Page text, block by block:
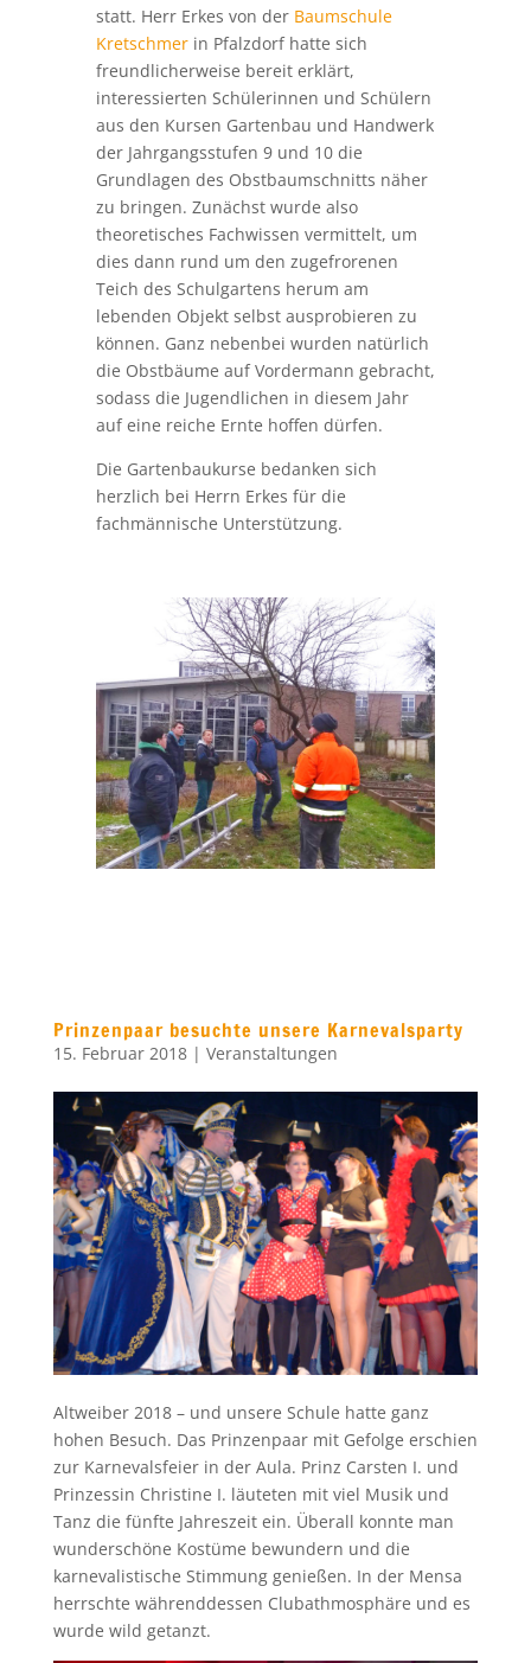
statt. Herr Erkes von der Baumschule
Kretschmerin Pfalzdorf hatte sich
freundlicherweise bereit erklärt,
interessierten Schülerinnen und Schülern
aus den Kursen Gartenbau und Handwerk
der Jahrgangsstufen 9 und 10 die
Grundlagen des Obstbaumschnitts näher
zu bringen. Zunächst wurde also
theoretisches Fachwissen vermittelt, um
dies dann rund um den zugefrorenen
Teich des Schulgartens herum am
lebenden Objekt selbst ausprobieren zu
können. Ganz nebenbei wurden natürlich
die Obstbäume auf Vordermann gebracht,
sodass die Jugendlichen in diesem Jahr
auf eine reiche Ernte hoffen dürfen.
Die Gartenbaukurse bedanken sich
herzlich bei Herrn Erkes für die
fachmännische Unterstützung.
Prinzenpaar besuchte unsere Karnevalsparty
15. Februar 2018| Veranstaltungen
Altweiber 2018 – und unsere Schule hatte ganz
hohen Besuch. Das Prinzenpaar mit Gefolge erschien
zur Karnevalsfeier in der Aula. Prinz Carsten I. und
Prinzessin Christine I. läuteten mit viel Musik und
Tanz die fünfte Jahreszeit ein. Überall konnte man
wunderschöne Kostüme bewundern und die
karnevalistische Stimmung genießen. In der Mensa
herrschte währenddessen Clubathmosphäre und es
wurde wild getanzt.